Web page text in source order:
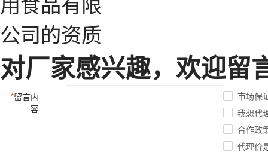
对厂家感兴趣，欢迎留
*留言内
容
市场保
我想代
合作政
代理价